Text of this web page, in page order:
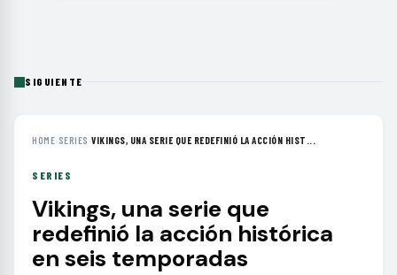
SIGUIENTE
HOME› SERIES ›VIKINGS, UNA SERIE QUE REDEFINIÓ LA ACCIÓN HIST...
SERIES
Vikings, una serie que
redefinió la acción histórica
en seis temporadas